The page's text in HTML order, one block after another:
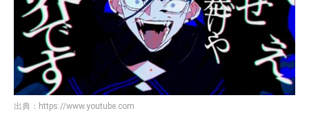
出典： https://www.youtube.com